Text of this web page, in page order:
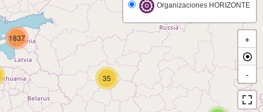
35
1837
Organizaciones HORIZONTE
+
-